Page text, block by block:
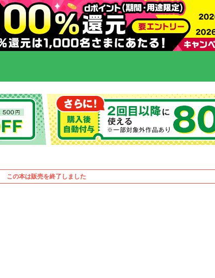
この本は販売を終了しました